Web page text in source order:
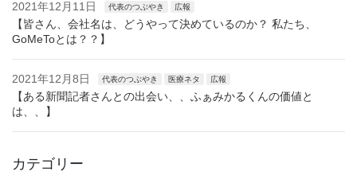
2021年12月11日 代表のつぶやき 広報
【皆さん、会社名は、どうやって決めているのか？ 私たち、
GoMeToとは？？】
2021年12月8日 代表のつぶやき 医療ネタ 広報
【ある新聞記者さんとの出会い、、ふぁみかるくんの価値と
は、、】
カテゴリー